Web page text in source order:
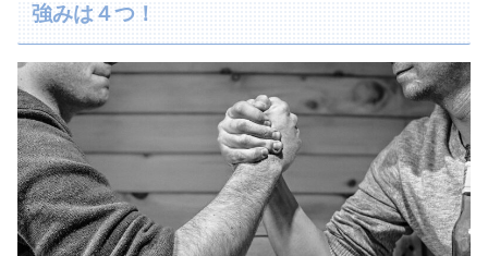
強みは４つ！